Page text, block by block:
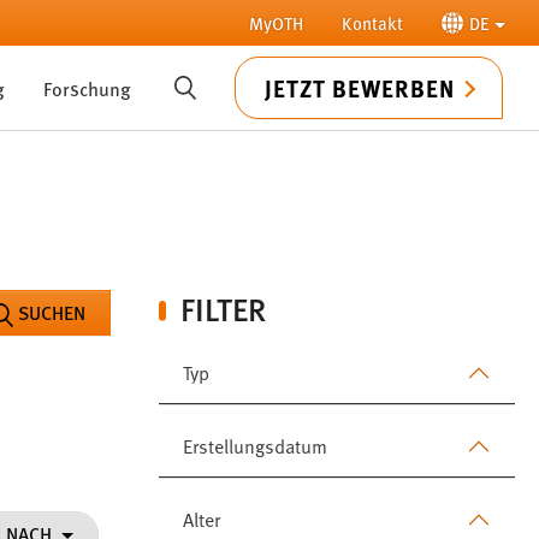
MyOTH Kontakt DE
Forschung SUCHE JETZT BEWERBEN
FILTER
Typ
Erstellungsdatum
Alter
SUCHEN